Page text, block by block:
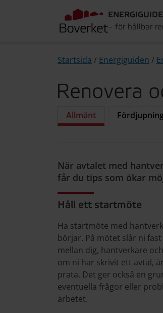
– för hållbar
Startsida / Energiguiden /
Renovera
Allmänt
När avtalet med
får du tips som ökar
Håll ett startmöte
Ha startmöte med
börjar. På mötet slår ni
mellan dig, hantverkare
om ni har skrivit ett avtal,
prata. Det ger också en
eventuella frågor eller
arbetet.